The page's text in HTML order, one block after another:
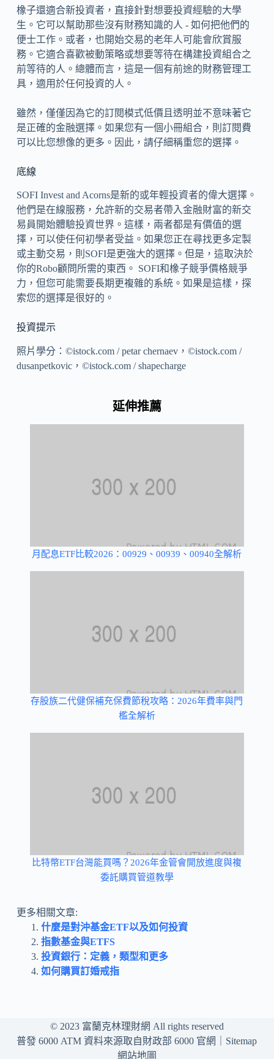
橡子還適合新投資者，直接針對想要投資經驗的大學
生。它可以幫助那些沒有財務知識的人 - 如何把他們的
便士工作。或者，也開始交易的老年人可能會欣賞服
務。它適合喜歡被動策略或想要等待在構建投資組合之
前等待的人。總體而言，這是一個有前途的財務管理工
具，適用於任何投資的人。
雖然，僅僅因為它的訂閱模式低價且透明並不意味著它
是正確的金融選擇。如果您有一個小冊組合，則訂閱費
可以比您想像的更多。因此，請仔細稱重您的選擇。
底線
SOFI Invest and Acorns是新的或年輕投資者的偉大選擇。
他們是在線服務，允許新的交易者帶入金融財富的新交
易員開始體驗投資世界。這樣，兩者都是有價值的選
擇，可以使任何初學者受益。如果您正在尋找更多定製
或主動交易，則SOFI是更強大的選擇。但是，這取決於
你的Robo顧問所需的東西。 SOFI和橡子競爭價格競爭
力，但您可能需要長期更複雜的系統。如果是這樣，探
索您的選擇是很好的。
投資提示
照片學分：©istock.com / petar chernaev，©istock.com /
dusanpetkovic，©istock.com / shapecharge
延伸推薦
月配息ETF比較2026：00929、00939、00940全解析
存股族二代健保補充保費節稅攻略：2026年費率與門
檻全解析
比特幣ETF台灣能買嗎？2026年金管會開放進度與複
委託購買管道教學
更多相關文章:
什麼是對沖基金ETF以及如何投資
指數基金與ETFS
投資銀行：定義，類型和更多
如何購買訂婚戒指
© 2023 富蘭克林理財網 All rights reserved
普發 6000 ATM 資料來源取自財政部 6000 官網｜ Sitemap
網站地圖